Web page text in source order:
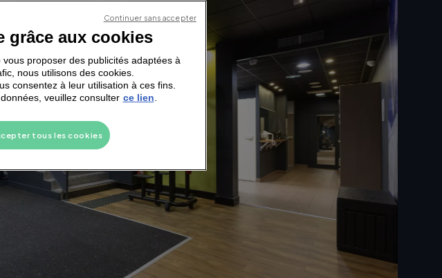
grâce aux cookies
proposer des publicités adaptées à
nous utilisons des cookies.
consentez à leur utilisation à ces fins.
veuillez consulter ce lien
tous les cookies
Continuer sans accepter